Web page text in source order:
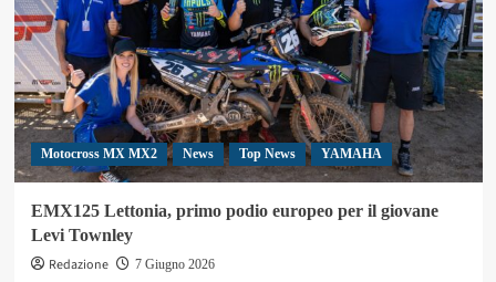
podio
a
Pietramurata
nel
Prestige
MX1
Motocross MX MX2 News Top News YAMAHA
EMX125 Lettonia, primo podio europeo per il giovane
Levi Townley
Redazione
7 Giugno 2026